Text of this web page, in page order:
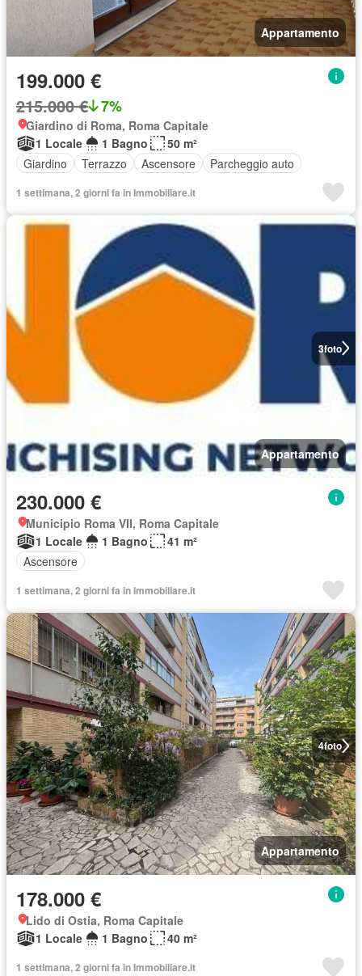
Appartamento
199.000 €
215.000 € 7%
Giardino di Roma, Roma Capitale
1 Locale
1 Bagno
50 m²
Giardino
Terrazzo Ascensore Parcheggio auto
1 settimana, 2 giorni fa in Immobiliare.it
3foto
Appartamento
230.000 €
Municipio Roma VII, Roma Capitale
1 Locale
1 Bagno
41 m²
Ascensore
1 settimana, 2 giorni fa in Immobiliare.it
4foto
Appartamento
178.000 €
Lido di Ostia, Roma Capitale
1 Locale
1 Bagno 40 m²
1 settimana, 2 giorni fa in Immobiliare.it